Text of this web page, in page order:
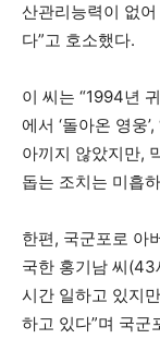
산관리능력이 없
다”고 호소했다.
이 씨는 “1994년
에서 ‘돌아온 영웅
아끼지 않았지만,
돕는 조치는 미흡
한편, 국군포로 아
국한 홍기남 씨(43
시간 일하고 있지
하고 있다”며 국군